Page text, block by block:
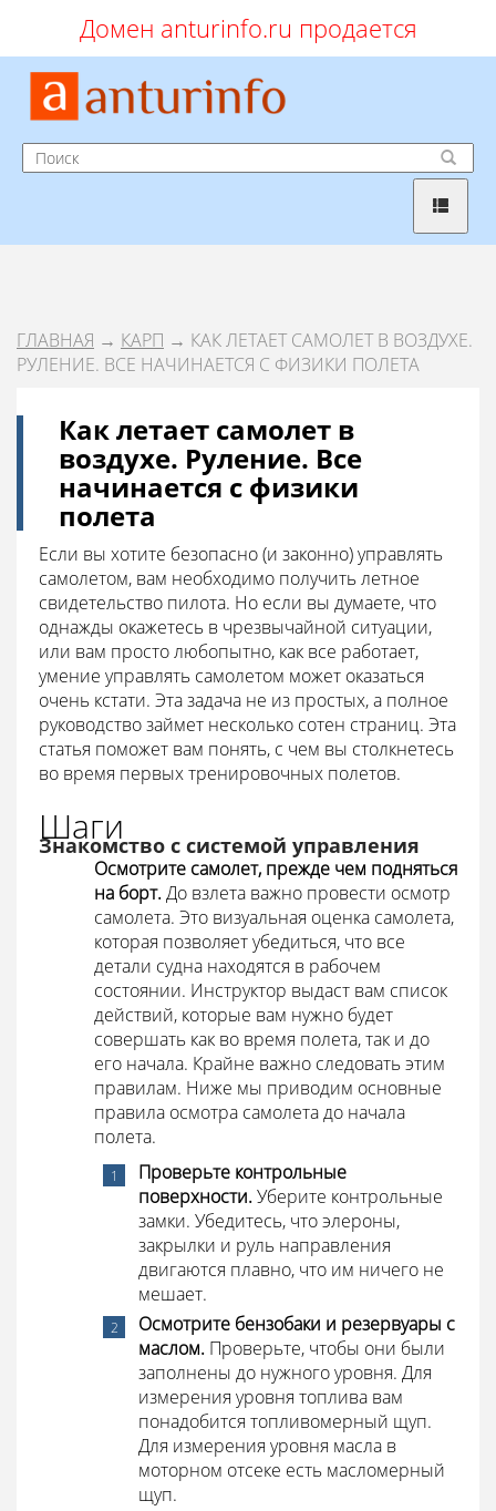
Домен anturinfo.ru продается
ГЛАВНАЯ → КАРП → КАК ЛЕТАЕТ САМОЛЕТ В ВОЗДУХЕ.
РУЛЕНИЕ. ВСЕ НАЧИНАЕТСЯ С ФИЗИКИ ПОЛЕТА
Как летает самолет в
воздухе. Руление. Все
начинается с физики
полета
Если вы хотите безопасно (и законно) управлять
самолетом, вам необходимо получить летное
свидетельство пилота. Но если вы думаете, что
однажды окажетесь в чрезвычайной ситуации,
или вам просто любопытно, как все работает,
умение управлять самолетом может оказаться
очень кстати. Эта задача не из простых, а полное
руководство займет несколько сотен страниц. Эта
статья поможет вам понять, с чем вы столкнетесь
во время первых тренировочных полетов.
Шаги
Знакомство с системой управления
Осмотрите самолет, прежде чем подняться
на борт.До взлета важно провести осмотр
самолета. Это визуальная оценка самолета,
которая позволяет убедиться, что все
детали судна находятся в рабочем
состоянии. Инструктор выдаст вам список
действий, которые вам нужно будет
совершать как во время полета, так и до
его начала. Крайне важно следовать этим
правилам. Ниже мы приводим основные
правила осмотра самолета до начала
полета.
Проверьте контрольные
поверхности.Уберите контрольные
замки. Убедитесь, что элероны,
закрылки и руль направления
двигаются плавно, что им ничего не
мешает.
Осмотрите бензобаки и резервуары с
маслом. Проверьте, чтобы они были
заполнены до нужного уровня. Для
измерения уровня топлива вам
понадобится топливомерный щуп.
Для измерения уровня масла в
моторном отсеке есть масломерный
щуп.